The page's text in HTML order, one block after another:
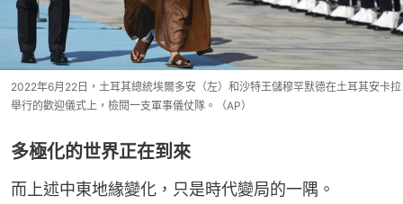
2022年6月22日，土耳其總統埃爾多安（左）和沙特王儲穆罕默德在土耳其安卡拉
舉行的歡迎儀式上，檢閱一支軍事儀仗隊。（AP）
多極化的世界正在到來
而上述中東地緣變化，只是時代變局的一隅。